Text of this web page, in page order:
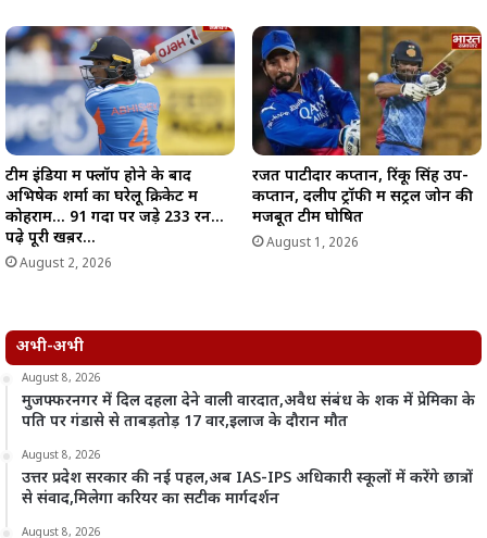
टीम इंडिया में फ्लॉप होने के बाद
अभिषेक शर्मा का घरेलू क्रिकेट में
कोहराम… 91 गेंदों पर जड़े 233 रन…
पढ़े पूरी खब़र…
August 2, 2026
रजत पाटीदार कप्तान, रिंकू सिंह उप-
कप्तान, दलीप ट्रॉफी में सेंट्रल जोन की
मजबूत टीम घोषित
August 1, 2026
अभी-अभी
August 8, 2026
मुजफ्फरनगर में दिल दहला देने वाली वारदात,अवैध संबंध के शक में प्रेमिका के
पति पर गंडासे से ताबड़तोड़ 17 वार,इलाज के दौरान मौत
August 8, 2026
उत्तर प्रदेश सरकार की नई पहल,अब IAS-IPS अधिकारी स्कूलों में करेंगे छात्रों
से संवाद,मिलेगा करियर का सटीक मार्गदर्शन
August 8, 2026